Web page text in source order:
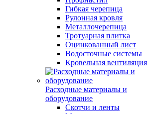
Гибкая черепица
Рулонная кровля
Металлочерепица
Тротуарная плитка
Оцинкованный лист
Водосточные системы
Кровельная вентиляция
Расходные материалы и
оборудование
Скотчи и ленты